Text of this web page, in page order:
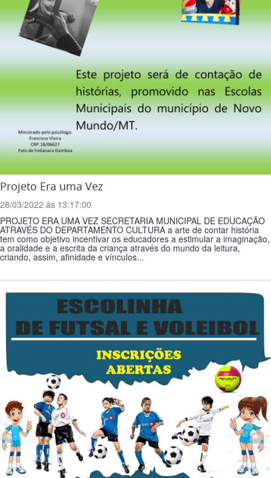
Projeto Era uma Vez
28/03/2022 ás 13:17:00
PROJETO ERA UMA VEZ SECRETARIA MUNICIPAL DE EDUCAÇÃO
ATRAVÉS DO DEPARTAMENTO CULTURA a arte de contar história
tem como objetivo incentivar os educadores a estimular a imaginação,
a oralidade e a escrita da criança através do mundo da leitura,
criando, assim, afinidade e vínculos...